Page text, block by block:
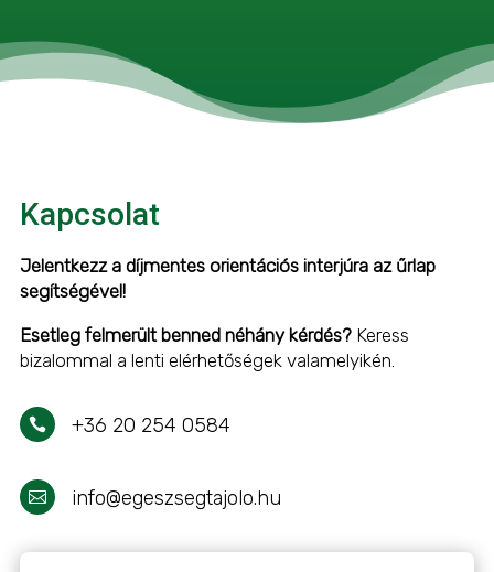
Kapcsolat
Jelentkezz a díjmentes orientációs interjúra az űrlap
segítségével!
Esetleg felmerült benned néhány kérdés?Keress
bizalommal a lenti elérhetőségek valamelyikén.
 +36 20 254 0584
 info@egeszsegtajolo.hu